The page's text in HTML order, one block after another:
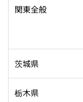
関東全般
茨城県
栃木県